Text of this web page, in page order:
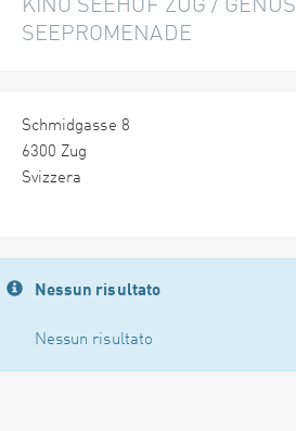
KINO SEEHOF ZUG /
SEEPROMENADE
Schmidgasse 8
6300 Zug
Svizzera
Nessun risultato
Nessun risultato